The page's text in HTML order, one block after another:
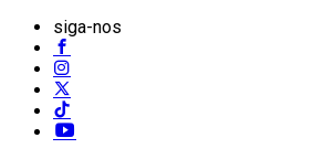
siga-nos